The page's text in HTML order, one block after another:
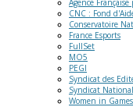
Agence
CNC : Fond
Conservatoire
France Esports
FullSet
MO5
PEGI
Syndicat des
Syndicat
Women in